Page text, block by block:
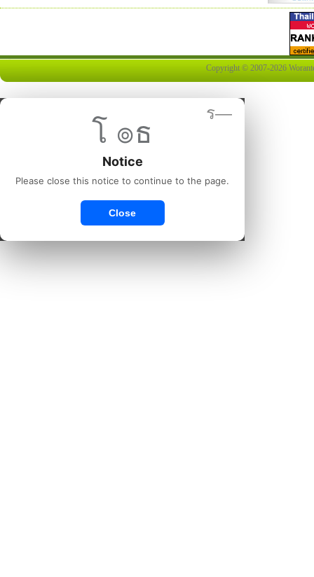
Copyright © 2007-2026
โ ๏ธ
Notice
Please close this notice to continue to the page.
Close
ร—